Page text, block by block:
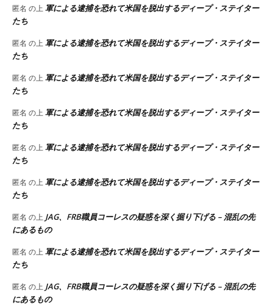
匿名 の上軍による逮捕を恐れて米国を脱出するディープ・ステイター
たち
匿名 の上軍による逮捕を恐れて米国を脱出するディープ・ステイター
たち
匿名 の上軍による逮捕を恐れて米国を脱出するディープ・ステイター
たち
匿名 の上軍による逮捕を恐れて米国を脱出するディープ・ステイター
たち
匿名 の上軍による逮捕を恐れて米国を脱出するディープ・ステイター
たち
匿名 の上軍による逮捕を恐れて米国を脱出するディープ・ステイター
たち
匿名 の上 JAG、FRB職員コーレスの疑惑を深く掘り下げる – 混乱の先
にあるもの
匿名 の上軍による逮捕を恐れて米国を脱出するディープ・ステイター
たち
匿名 の上 JAG、FRB職員コーレスの疑惑を深く掘り下げる – 混乱の先
にあるもの